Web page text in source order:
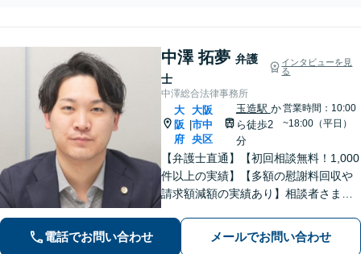
の作成・チェック、共有関係の
お任せください。【他士業連
中澤 拓夢 弁護
士
インタビューを見
る
中澤総合法律事務所
大
阪
府
|
大阪
市中
央区
玉造駅 か
ら徒歩2
分
営業時間：10:00
~18:00（平日）
【弁護士直通】【初回相談無料！1,000
件以上の実績】【多額の慰謝料回収や
請求額減額の実績あり】相談者さまに
丁寧なヒアリングできめ細やかにサポ
ート「刑事事件：執行猶予判決を得た
電話でお問い合わせ メールでお問い合わせ